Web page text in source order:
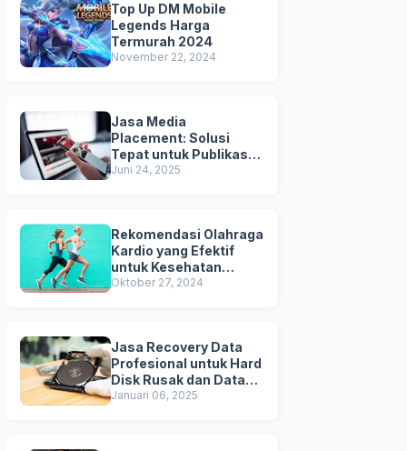
Top Up DM Mobile
Legends Harga
Termurah 2024
November 22, 2024
Jasa Media
Placement: Solusi
Tepat untuk Publikasi &
Kredibilitas Brand
Juni 24, 2025
Rekomendasi Olahraga
Kardio yang Efektif
untuk Kesehatan
Jantung
Oktober 27, 2024
Jasa Recovery Data
Profesional untuk Hard
Disk Rusak dan Data
Terhapus
Januari 06, 2025